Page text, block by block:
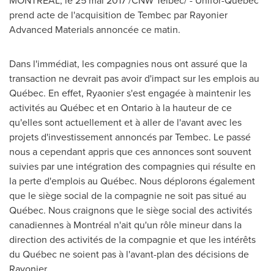
prend acte de l'acquisition de Tembec par Rayonier
Advanced Materials annoncée ce matin.
Dans l'immédiat, les compagnies nous ont assuré que la
transaction ne devrait pas avoir d'impact sur les emplois au
Québec. En effet, Ryaonier s'est engagée à maintenir les
activités au Québec et en Ontarioà la hauteur de ce
qu'elles sont actuellement et à aller de l'avant avec les
projets d'investissement annoncés par Tembec. Le passé
nous a cependant appris que ces annonces sont souvent
suivies par une intégration des compagnies qui résulte en
la perte d'emplois au Québec. Nous déplorons également
que le siège social de la compagnie ne soit pas situé au
Québec. Nous craignons que le siège social des activités
canadiennes à Montréal n'ait qu'un rôle mineur dans la
direction des activités de la compagnie et que les intérêts
du Québec ne soient pas à l'avant-plan des décisions de